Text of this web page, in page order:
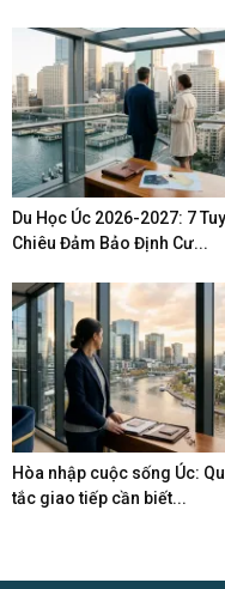
Du Học Úc 2026-2027: 7
Chiêu Đảm Bảo Định Cư...
Hòa nhập cuộc sống Úc:
tắc giao tiếp cần biết...